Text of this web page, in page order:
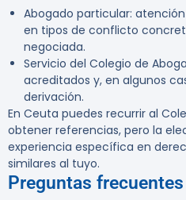
Abogado particular:
en tipos de conflicto
negociada.
Servicio del Colegio de
acreditados y, en algunos
derivación.
En Ceuta puedes recurrir al
obtener referencias, pero la
experiencia específica en
similares al tuyo.
Preguntas frecuentes